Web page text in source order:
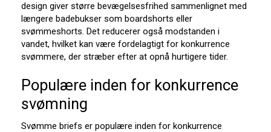
design giver større bevægelsesfrihed sammenlignet med
længere badebukser som boardshorts eller
svømmeshorts. Det reducerer også modstanden i
vandet, hvilket kan være fordelagtigt for konkurrence
svømmere, der stræber efter at opnå hurtigere tider.
Populære inden for konkurrence
svømning
Svømme briefs er populære inden for konkurrence